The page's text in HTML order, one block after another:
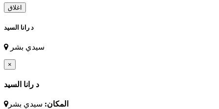
اغلاق
د رانا السيد
سيدي بشر
×
د رانا السيد
المكان: سيدي بشر